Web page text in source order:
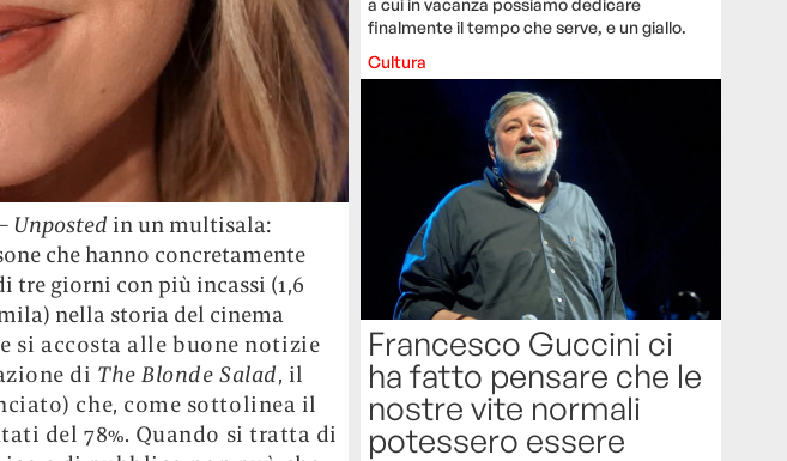
Unposted in un multisala:
che hanno concretamente
tre giorni con più incassi (1,6
nella storia del cinema
si accosta alle buone notizie
di The Blonde Salad, il
che, come sottolinea il
del 78%. Quando si tratta di
a cui in vacanza possiamo dedicare
finalmente il tempo che serve, e un giallo.
Cultura
Francesco Guccini ci
ha fatto pensare che le
nostre vite normali
potessero essere